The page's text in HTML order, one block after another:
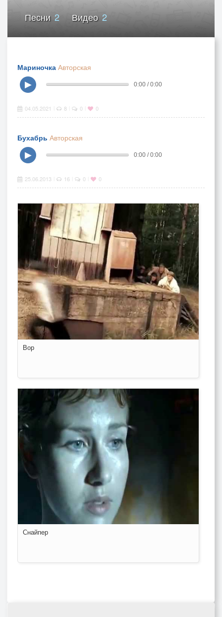
Песни 2 Видео 2
Мариночка Авторская
▶
0:00 / 0:00
04.05.2021 8 0 0
Бухабрь Авторская
▶
0:00 / 0:00
25.06.2013 16 0 0
Вор
Снайпер